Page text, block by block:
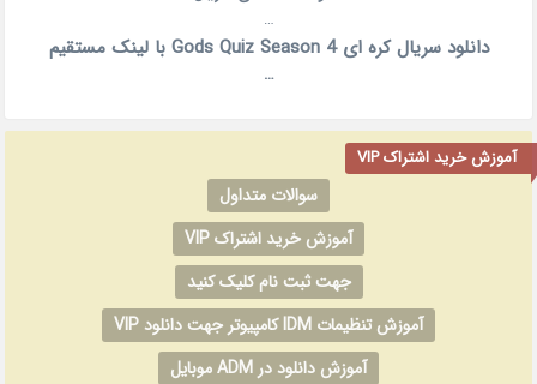
…
دانلود سریال کره ای Gods Quiz Season 4 با لینک مستقیم
…
آموزش خرید اشتراک VIP
سوالات متداول
آموزش خرید اشتراک VIP
جهت ثبت نام کلیک کنید
آموزش تنظیمات IDM کامپیوتر جهت دانلود VIP
آموزش دانلود در ADM موبایل